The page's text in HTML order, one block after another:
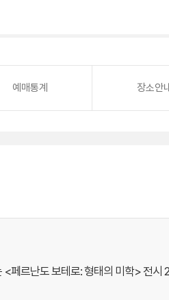
예매통계 장소안
페르난도 보테로: 형태의 미학> 전시